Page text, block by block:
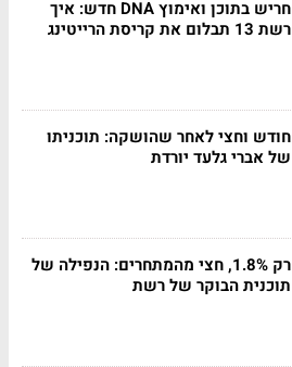
חריש בתוכן ואימוץ DNA חדש: איך
רשת 13 תבלום את קריסת הרייטינג
חודש וחצי לאחר שהושקה: תוכניתו
של אברי גלעד יורדת
רק 1.8%, חצי מהמתחרים: הנפילה של
תוכנית הבוקר של רשת